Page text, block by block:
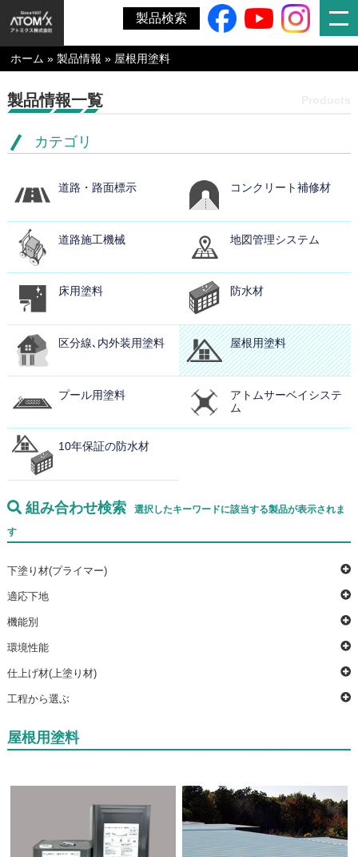
製品検索
ホーム »製品情報 » 屋根用塗料
製品情報一覧
カテゴリ
道路・路面標示 コンクリート補修材
道路施工機械 地図管理システム
床用塗料 防水材
区分線､内外装用塗料 屋根用塗料
プール用塗料
アトムサーベイシステ
ム
10年保証の防水材
組み合わせ検索
選択したキーワードに該当する製品が表示されま
す
下塗り材(プライマー)
適応下地
機能別
環境性能
仕上げ材(上塗り材)
工程から選ぶ
屋根用塗料